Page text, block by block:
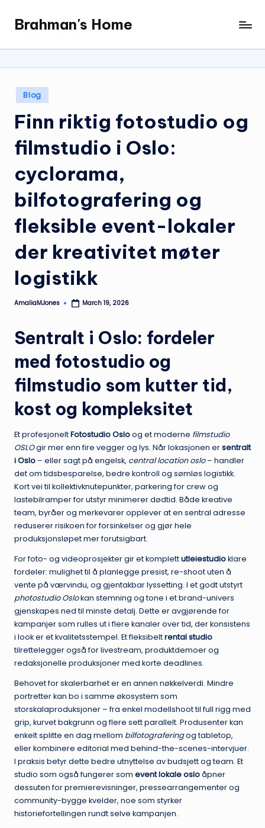
content
Brahman's Home
Spiritual
and
it
all
Posted
in
Blog
Finn riktig fotostudio og
filmstudio i Oslo:
cyclorama,
bilfotografering og
fleksible event-lokaler
der kreativitet møter
logistikk
Posted
AmaliaMJones March 19, 2026
Sentralt i Oslo: fordeler
med fotostudio og
filmstudio som kutter tid,
kost og kompleksitet
Et profesjoneltFotostudio Osloog et moderne filmstudio
OSLOgir mer enn fire vegger og lys. Når lokasjonen ersentralt
i Oslo – eller sagt på engelsk, central location oslo– handler
det om tidsbesparelse, bedre kontroll og sømløs logistikk.
Kort vei til kollektivknutepunkter, parkering for crew og
lastebilramper for utstyr minimerer dødtid. Både kreative
team, byråer og merkevarer opplever at en sentral adresse
reduserer risikoen for forsinkelser og gjør hele
produksjonsløpet mer forutsigbart.
For foto- og videoprosjekter gir et komplettutleiestudioklare
fordeler: mulighet til å planlegge presist, re-shoot uten å
vente på værvindu, og gjentakbar lyssetting. I et godt utstyrt
photostudio Oslokan stemning og tone i et brand-univers
gjenskapes ned til minste detalj. Dette er avgjørende for
kampanjer som rulles ut i flere kanaler over tid, der konsistens
i look er et kvalitetsstempel. Et fleksibeltrental studio
tilrettelegger også for livestream, produktdemoer og
redaksjonelle produksjoner med korte deadlines.
Behovet for skalerbarhet er en annen nøkkelverdi. Mindre
portretter kan bo i samme økosystem som
storskalaproduksjoner – fra enkel modellshoot til full rigg med
grip, kurvet bakgrunn og flere sett parallelt. Produsenter kan
enkelt splitte en dag mellom bilfotograferingog tabletop,
eller kombinere editorial med behind-the-scenes-intervjuer.
I praksis betyr dette bedre utnyttelse av budsjett og team. Et
studio som også fungerer som event lokale osloåpner
dessuten for premierevisninger, pressearrangementer og
community-bygge kvelder, noe som styrker
historiefortellingen rundt selve kampanjen.